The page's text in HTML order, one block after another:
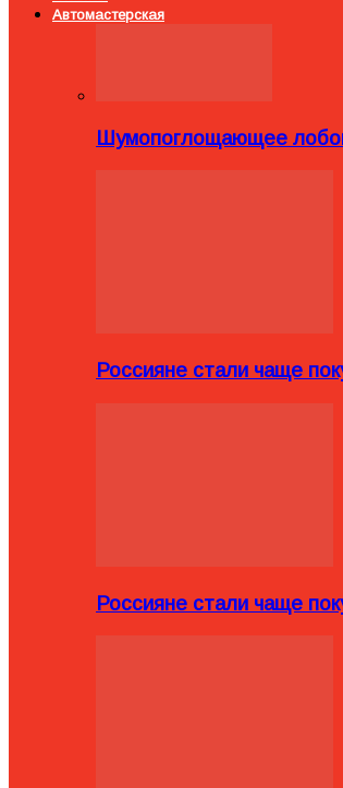
Автомастерская
Шумопоглощающее
Россияне стали чаще
Россияне стали чаще